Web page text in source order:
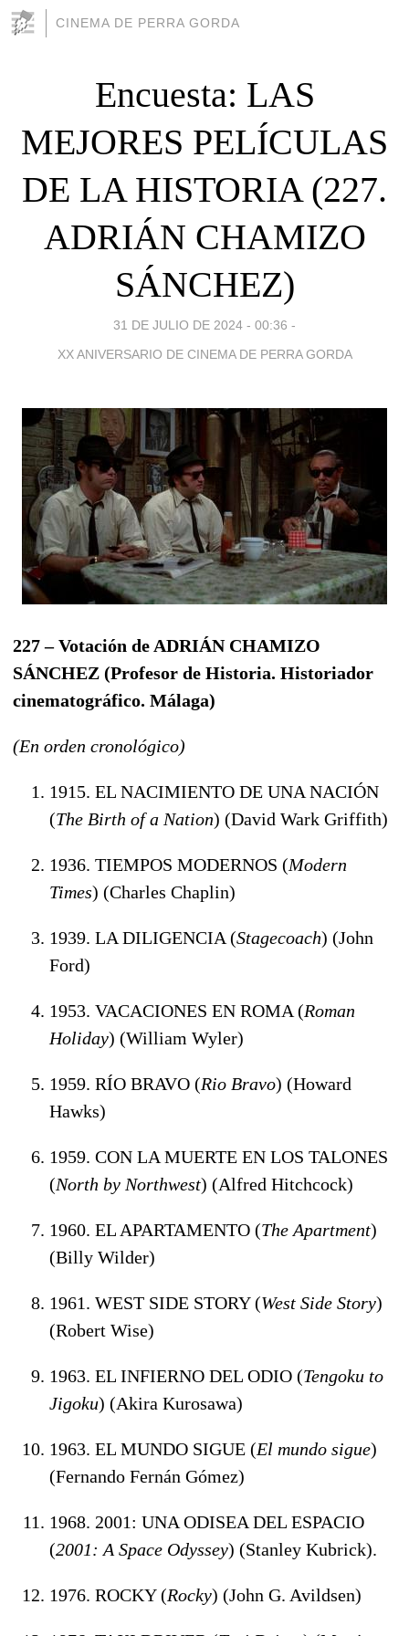
CINEMA DE PERRA GORDA
Encuesta: LAS
MEJORES PELÍCULAS
DE LA HISTORIA (227.
ADRIÁN CHAMIZO
SÁNCHEZ)
31 DE JULIO DE 2024 - 00:36 -
XX ANIVERSARIO DE CINEMA DE PERRA GORDA
227 – Votación de ADRIÁN CHAMIZO
SÁNCHEZ (Profesor de Historia. Historiador
cinematográfico. Málaga)
(En orden cronológico)
1915. EL NACIMIENTO DE UNA NACIÓN
(The Birth of a Nation) (David Wark Griffith)
1936. TIEMPOS MODERNOS (Modern
Times) (Charles Chaplin)
1939. LA DILIGENCIA (Stagecoach) (John
Ford)
1953. VACACIONES EN ROMA (Roman
Holiday) (William Wyler)
1959. RÍO BRAVO (Rio Bravo) (Howard
Hawks)
1959. CON LA MUERTE EN LOS TALONES
(North by Northwest) (Alfred Hitchcock)
1960. EL APARTAMENTO (The Apartment)
(Billy Wilder)
1961. WEST SIDE STORY (West Side Story)
(Robert Wise)
1963. EL INFIERNO DEL ODIO (Tengoku to
Jigoku) (Akira Kurosawa)
1963. EL MUNDO SIGUE (El mundo sigue)
(Fernando Fernán Gómez)
1968. 2001: UNA ODISEA DEL ESPACIO
(2001: A Space Odyssey) (Stanley Kubrick).
1976. ROCKY (Rocky) (John G. Avildsen)